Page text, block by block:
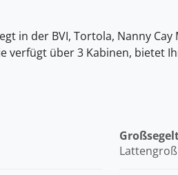
in der BVI, Tortola, Nanny
verfügt über 3 Kabinen, bietet
Lattengroß